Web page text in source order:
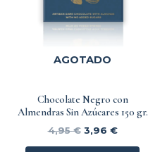
AGOTADO
Chocolate Negro con
Almendras Sin Azúcares 150 gr.
4,95€ 3,96 €